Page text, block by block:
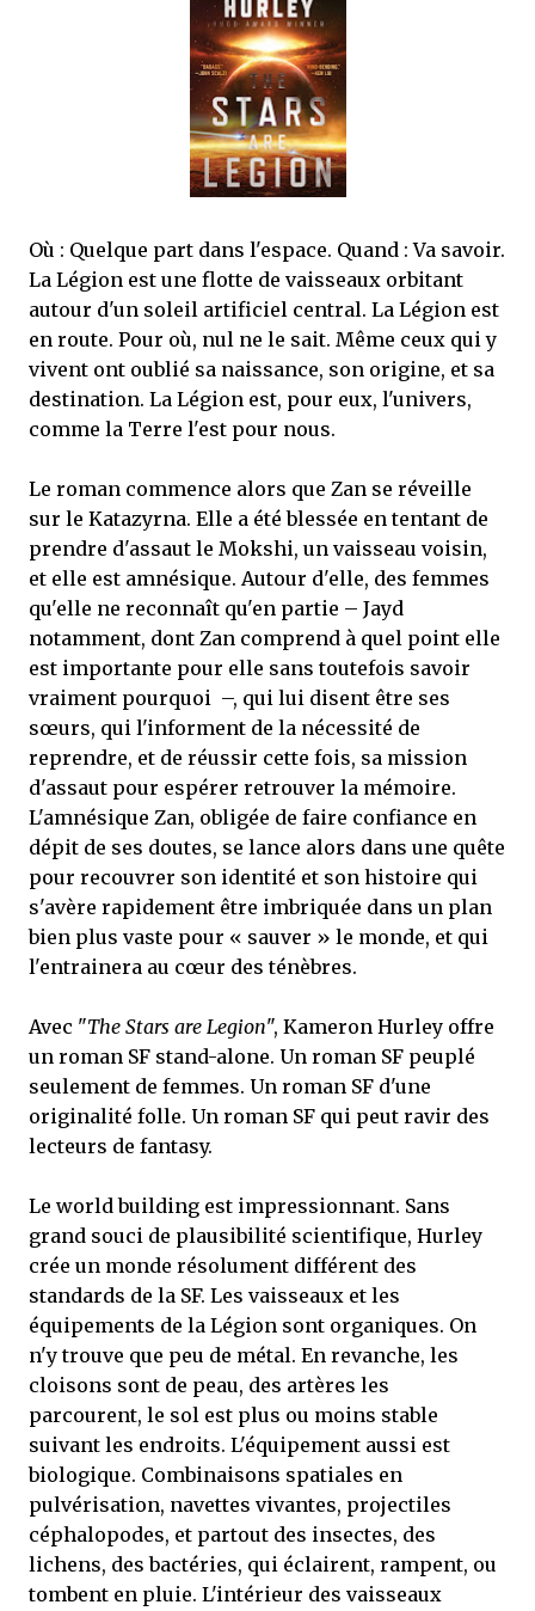
que Thomas connaissait et appréciait Olivier. Marlowe découvre une ville qu’il
ne connaissait pas, habitée par la méfiance, la peur et le rigorisme de la Ligue,
une ville pleine de mystères et de vieilles rancœurs. La Dame d...
Où : Quelque part dans l'espace. Quand : Va savoir.
La Légion est une flotte de vaisseaux orbitant
autour d'un soleil artificiel central. La Légion est
en route. Pour où, nul ne le sait. Même ceux qui y
vivent ont oublié sa naissance, son origine, et sa
destination. La Légion est, pour eux, l'univers,
comme la Terre l'est pour nous.
Le roman commence alors que Zan se réveille
sur le Katazyrna. Elle a été blessée en tentant de
prendre d'assaut le Mokshi, un vaisseau voisin,
et elle est amnésique. Autour d'elle, des femmes
qu'elle ne reconnaît qu'en partie – Jayd
notamment, dont Zan comprend à quel point elle
est importante pour elle sans toutefois savoir
vraiment pourquoi –, qui lui disent être ses
sœurs, qui l'informent de la nécessité de
reprendre, et de réussir cette fois, sa mission
d'assaut pour espérer retrouver la mémoire.
L'amnésique Zan, obligée de faire confiance en
dépit de ses doutes, se lance alors dans une quête
pour recouvrer son identité et son histoire qui
s'avère rapidement être imbriquée dans un plan
bien plus vaste pour « sauver » le monde, et qui
l'entrainera au cœur des ténèbres.
Avec "The Stars are Legion", Kameron Hurley offre
un roman SF stand-alone. Un roman SF peuplé
seulement de femmes. Un roman SF d'une
originalité folle. Un roman SF qui peut ravir des
lecteurs de fantasy.
Le world building est impressionnant. Sans
grand souci de plausibilité scientifique, Hurley
crée un monde résolument différent des
standards de la SF. Les vaisseaux et les
équipements de la Légion sont organiques. On
n'y trouve que peu de métal. En revanche, les
cloisons sont de peau, des artères les
parcourent, le sol est plus ou moins stable
suivant les endroits. L'équipement aussi est
biologique. Combinaisons spatiales en
pulvérisation, navettes vivantes, projectiles
céphalopodes, et partout des insectes, des
lichens, des bactéries, qui éclairent, rampent, ou
tombent en pluie. L'intérieur des vaisseaux